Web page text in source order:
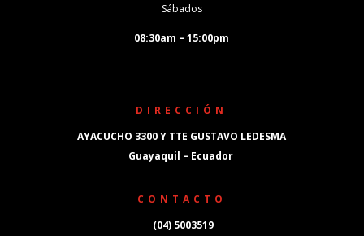
Sábados
08:30am – 15:00pm
DIRECCIÓN
AYACUCHO 3300 Y TTE GUSTAVO LEDESMA
Guayaquil – Ecuador
CONTACTO
(04) 5003519